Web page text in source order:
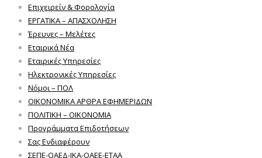
Επιχειρείν & Φορολογία
ΕΡΓΑΤΙΚΑ – ΑΠΑΣΧΟΛΗΣΗ
Έρευνες – Μελέτες
Εταιρικά Νέα
Εταιρικές Υπηρεσίες
Ηλεκτρονικές Υπηρεσίες
Νόμοι – ΠΟΛ
ΟΙΚΟΝΟΜΙΚΑ ΑΡΘΡΑ ΕΦΗΜΕΡΙΔΩΝ
ΠΟΛΙΤΙΚΗ – ΟΙΚΟΝΟΜΙΑ
Προγράμματα Επιδοτήσεων
Σας Ενδιαφέρουν
ΣΕΠΕ-ΟΑΕΔ-ΙΚΑ-ΟΑΕΕ-ΕΤΑΑ